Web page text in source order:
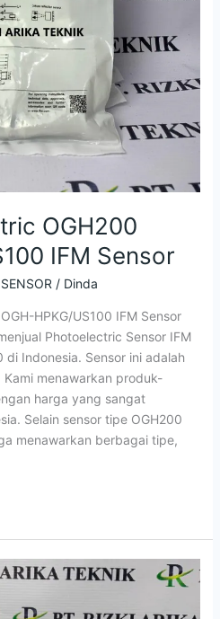
OGH200
IFM Sensor
SENSOR / Dinda
HPKG/US100 IFM Sensor
Photoelectric Sensor IFM
di Indonesia. Sensor ini adalah
menawarkan produk-
harga yang sangat
Selain sensor tipe OGH200
menawarkan berbagai tipe,